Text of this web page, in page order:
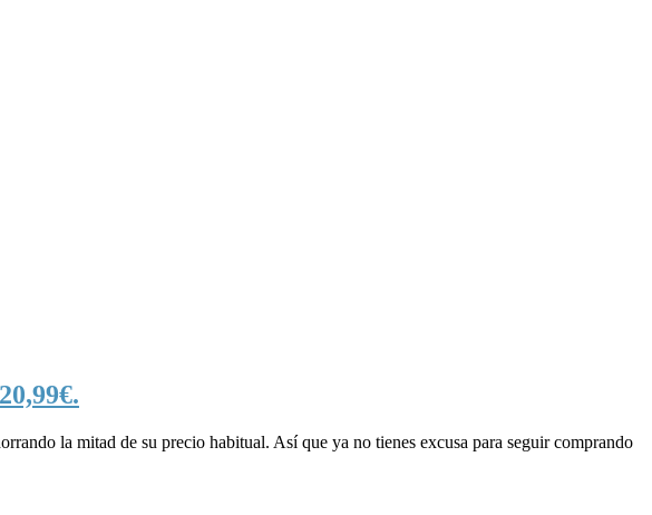
la mitad de su precio habitual. Así que ya no tienes excusa para seguir comprando